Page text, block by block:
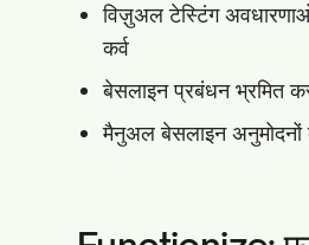
विज़ुअल टेस्टिंग
कर्व
बेसलाइन प्रबंधन भ्रमित
मैनुअल बेसलाइन